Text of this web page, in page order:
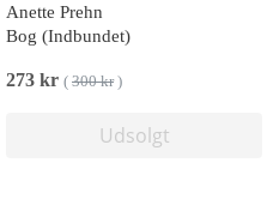
Anette Prehn
Bog (Indbundet)
273 kr ( 300 kr)
Udsolgt